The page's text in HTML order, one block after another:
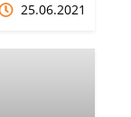
25.06.2021